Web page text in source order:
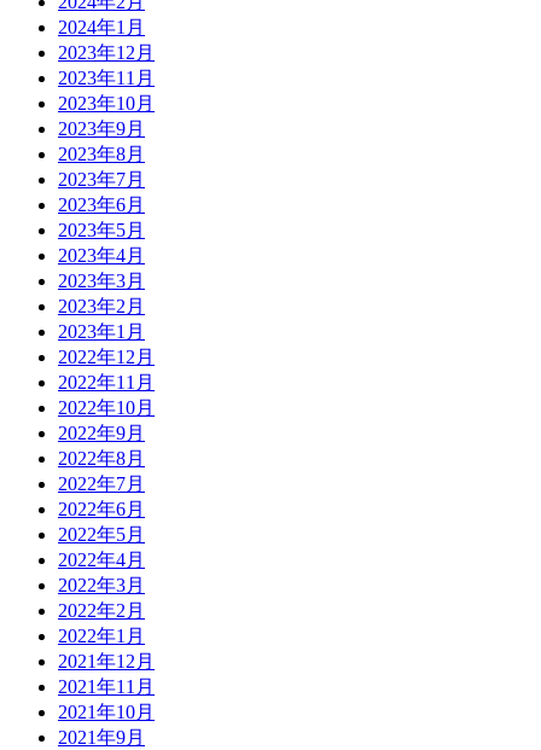
2024年1月
2023年12月
2023年11月
2023年10月
2023年9月
2023年8月
2023年7月
2023年6月
2023年5月
2023年4月
2023年3月
2023年2月
2023年1月
2022年12月
2022年11月
2022年10月
2022年9月
2022年8月
2022年7月
2022年6月
2022年5月
2022年4月
2022年3月
2022年2月
2022年1月
2021年12月
2021年11月
2021年10月
2021年9月